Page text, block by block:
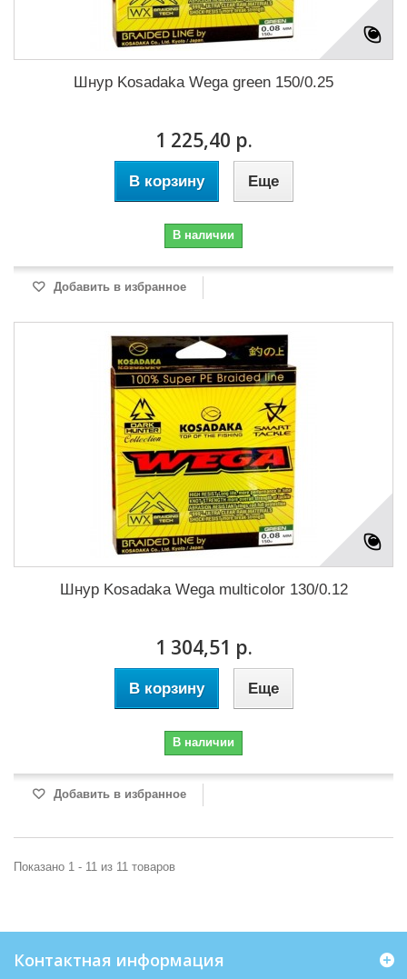
Шнур Kosadaka Wega green 150/0.25
1 225,40 р.
В корзину Еще
В наличии
Добавить в избранное
Шнур Kosadaka Wega multicolor 130/0.12
1 304,51 р.
В корзину Еще
В наличии
Добавить в избранное
Показано 1 - 11 из 11 товаров
Контактная информация